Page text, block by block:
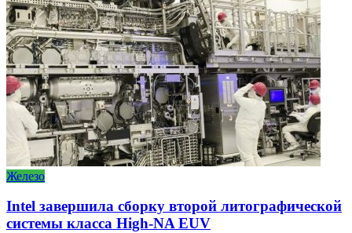
Железо
Intel завершила сборку второй литографической
системы класса High-NA EUV